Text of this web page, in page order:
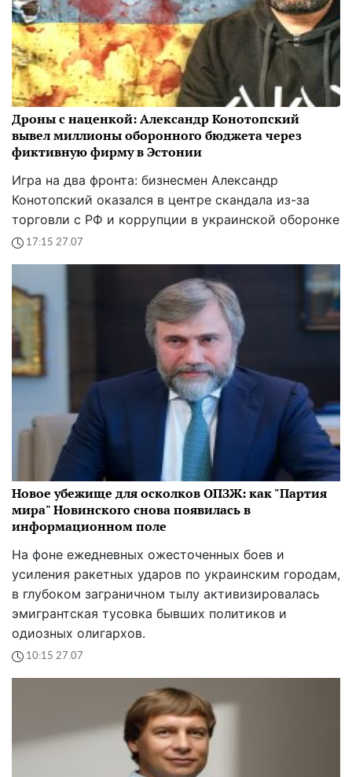
Дроны с наценкой: Александр Конотопский
вывел миллионы оборонного бюджета через
фиктивную фирму в Эстонии
Игра на два фронта: бизнесмен Александр
Конотопский оказался в центре скандала из-за
торговли с РФ и коррупции в украинской оборонке
17:15 27.07
Новое убежище для осколков ОПЗЖ: как "Партия
мира" Новинского снова появилась в
информационном поле
На фоне ежедневных ожесточенных боев и
усиления ракетных ударов по украинским городам,
в глубоком заграничном тылу активизировалась
эмигрантская тусовка бывших политиков и
одиозных олигархов.
10:15 27.07